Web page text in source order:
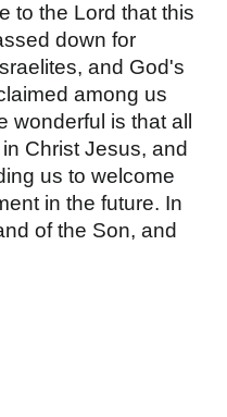
to the Lord that this
down for
and God's
among us
wonderful is that all
Christ Jesus, and
us to welcome
in the future. In
of the Son, and